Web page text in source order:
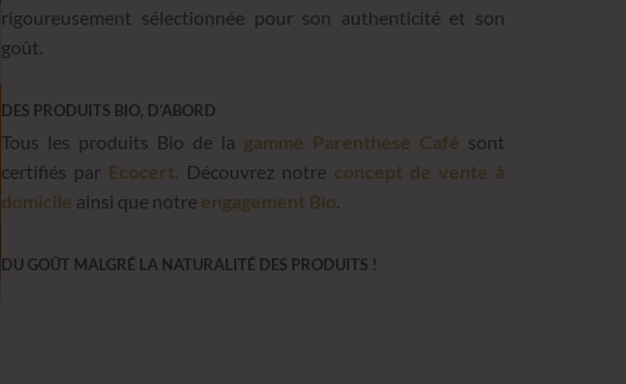
rigoureusement sélectionnée pour son authenticité et son
goût.
DES PRODUITS BIO, D’ABORD
Tous les produits Bio de la gamme Parenthese Café sont
certifiés par Ecocert. Découvrez notre concept de vente à
domicile ainsi que notre engagement Bio.
DU GOÛT MALGRÉ LA NATURALITÉ DES PRODUITS !